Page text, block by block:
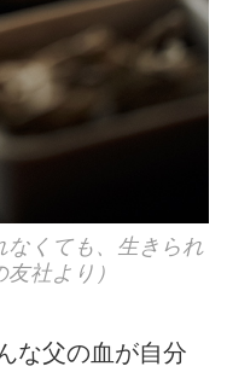
なくても、生きられ
社より）
な父の血が自分